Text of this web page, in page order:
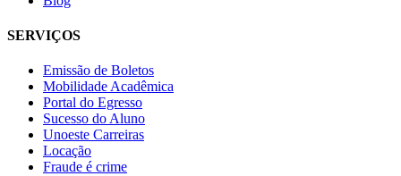
SERVIÇOS
Emissão de Boletos
Mobilidade Acadêmica
Portal do Egresso
Sucesso do Aluno
Unoeste Carreiras
Locação
Fraude é crime